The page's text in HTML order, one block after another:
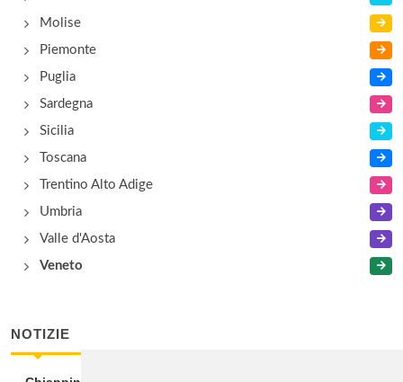
Molise
Piemonte
Puglia
Sardegna
Sicilia
Toscana
Trentino Alto Adige
Umbria
Valle d'Aosta
Veneto
NOTIZIE